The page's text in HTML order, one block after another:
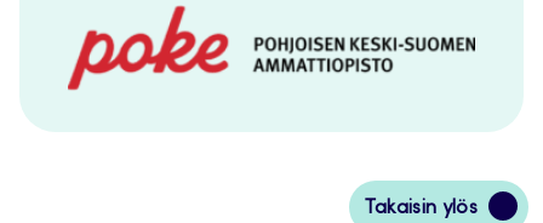
Takaisin ylös
Siirry